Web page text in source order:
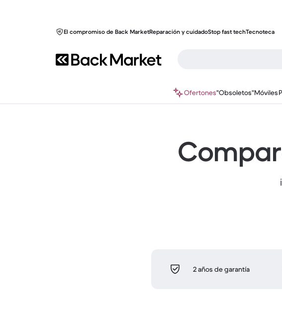
El compromiso de Back MarketReparación y cuidadoStop fast techTecnoteca
Ofertones"Obsoletos"Móviles
2 años de garantía